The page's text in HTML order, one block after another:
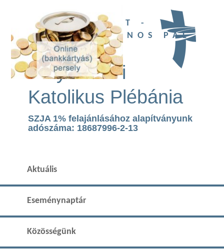
UBI DEUS EST -
SZENT II. JÁNOS PÁL
TEMPLOM
Páty Római
Katolikus Plébánia
SZJA 1% felajánlásához alapítványunk
adószáma: 18687996-2-13
Aktuális
Eseménynaptár
Közösségünk